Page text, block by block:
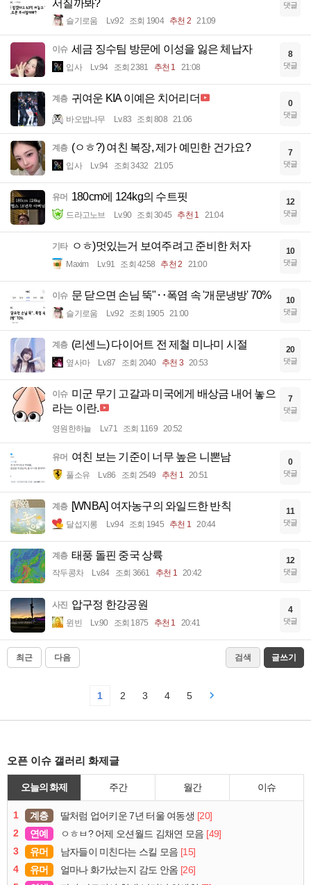
서질까봐?
슬기로움 Lv.92 조회 1904 추천 2 21:09
댓글
이슈 세금 징수팀 방문에 이성을 잃은 체납자
입사 Lv.94 조회 2381 추천 1 21:08
8
댓글
계층 귀여운 KIA 이예은 치어리더
바오밥나무 Lv.83 조회 808 21:06
0
댓글
계층 (ㅇㅎ?) 여친 복장, 제가 예민한 건가요?
입사 Lv.94 조회 3432 21:05
7
댓글
유머 180cm에 124kg의 수트핏
드라고노브 Lv.90 조회 3045 추천 1 21:04
12
댓글
기타 ㅇㅎ)멋있는거 보여주려고 준비한 처자
Maxim Lv.91 조회 4258 추천 2 21:00
10
댓글
이슈 문 닫으면 손님 뚝"‥폭염 속 '개문냉방' 70%
슬기로움 Lv.92 조회 1905 21:00
10
댓글
계층 (리센느) 다이어트 전 제철 미나미 시절
옆사마 Lv.87 조회 2040 추천 3 20:53
20
댓글
이슈 미군 무기 고갈과 미국에게 배상금 내어 놓으
라는 이란.
영원한하늘 Lv.71 조회 1169 20:52
7
댓글
유머 여친 보는 기준이 너무 높은 니뽄남
풀소유 Lv.86 조회 2549 추천 1 20:51
0
댓글
계층 [WNBA] 여자농구의 와일드한 반칙
달섭지롱 Lv.94 조회 1945 추천 1 20:44
11
댓글
계층 태풍 돌핀 중국 상륙
작두콩차 Lv.84 조회 3661 추천 1 20:42
12
댓글
사진 압구정 한강공원
윈빈 Lv.90 조회 1875 추천 1 20:41
4
댓글
최근 다음 검색 글쓰기
1 2 3 4 5
오픈 이슈 갤러리 화제글
오늘의 화제 주간 월간 이슈
1 계층 딸처럼 업어키운 7년 터울 여동생 [20]
2
연예 ㅇㅎㅂ? 어제 오션월드 김채연 모음 [49]
3
유머 남자들이 미친다는 스킬 모음 [15]
4
유머 얼마나 화가났는지 감도 안옴 [26]